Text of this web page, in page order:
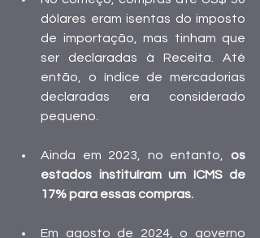
dólares eram isentas do imposto
de importação, mas tinham que
ser declaradas à Receita. Até
então, o índice de mercadorias
declaradas era considerado
pequeno.
Ainda em 2023, no entanto, os
estados instituíram um ICMS de
17% para essas compras.
Em agosto de 2024, o governo